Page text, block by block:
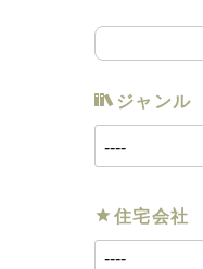
ジャンル
住宅会社